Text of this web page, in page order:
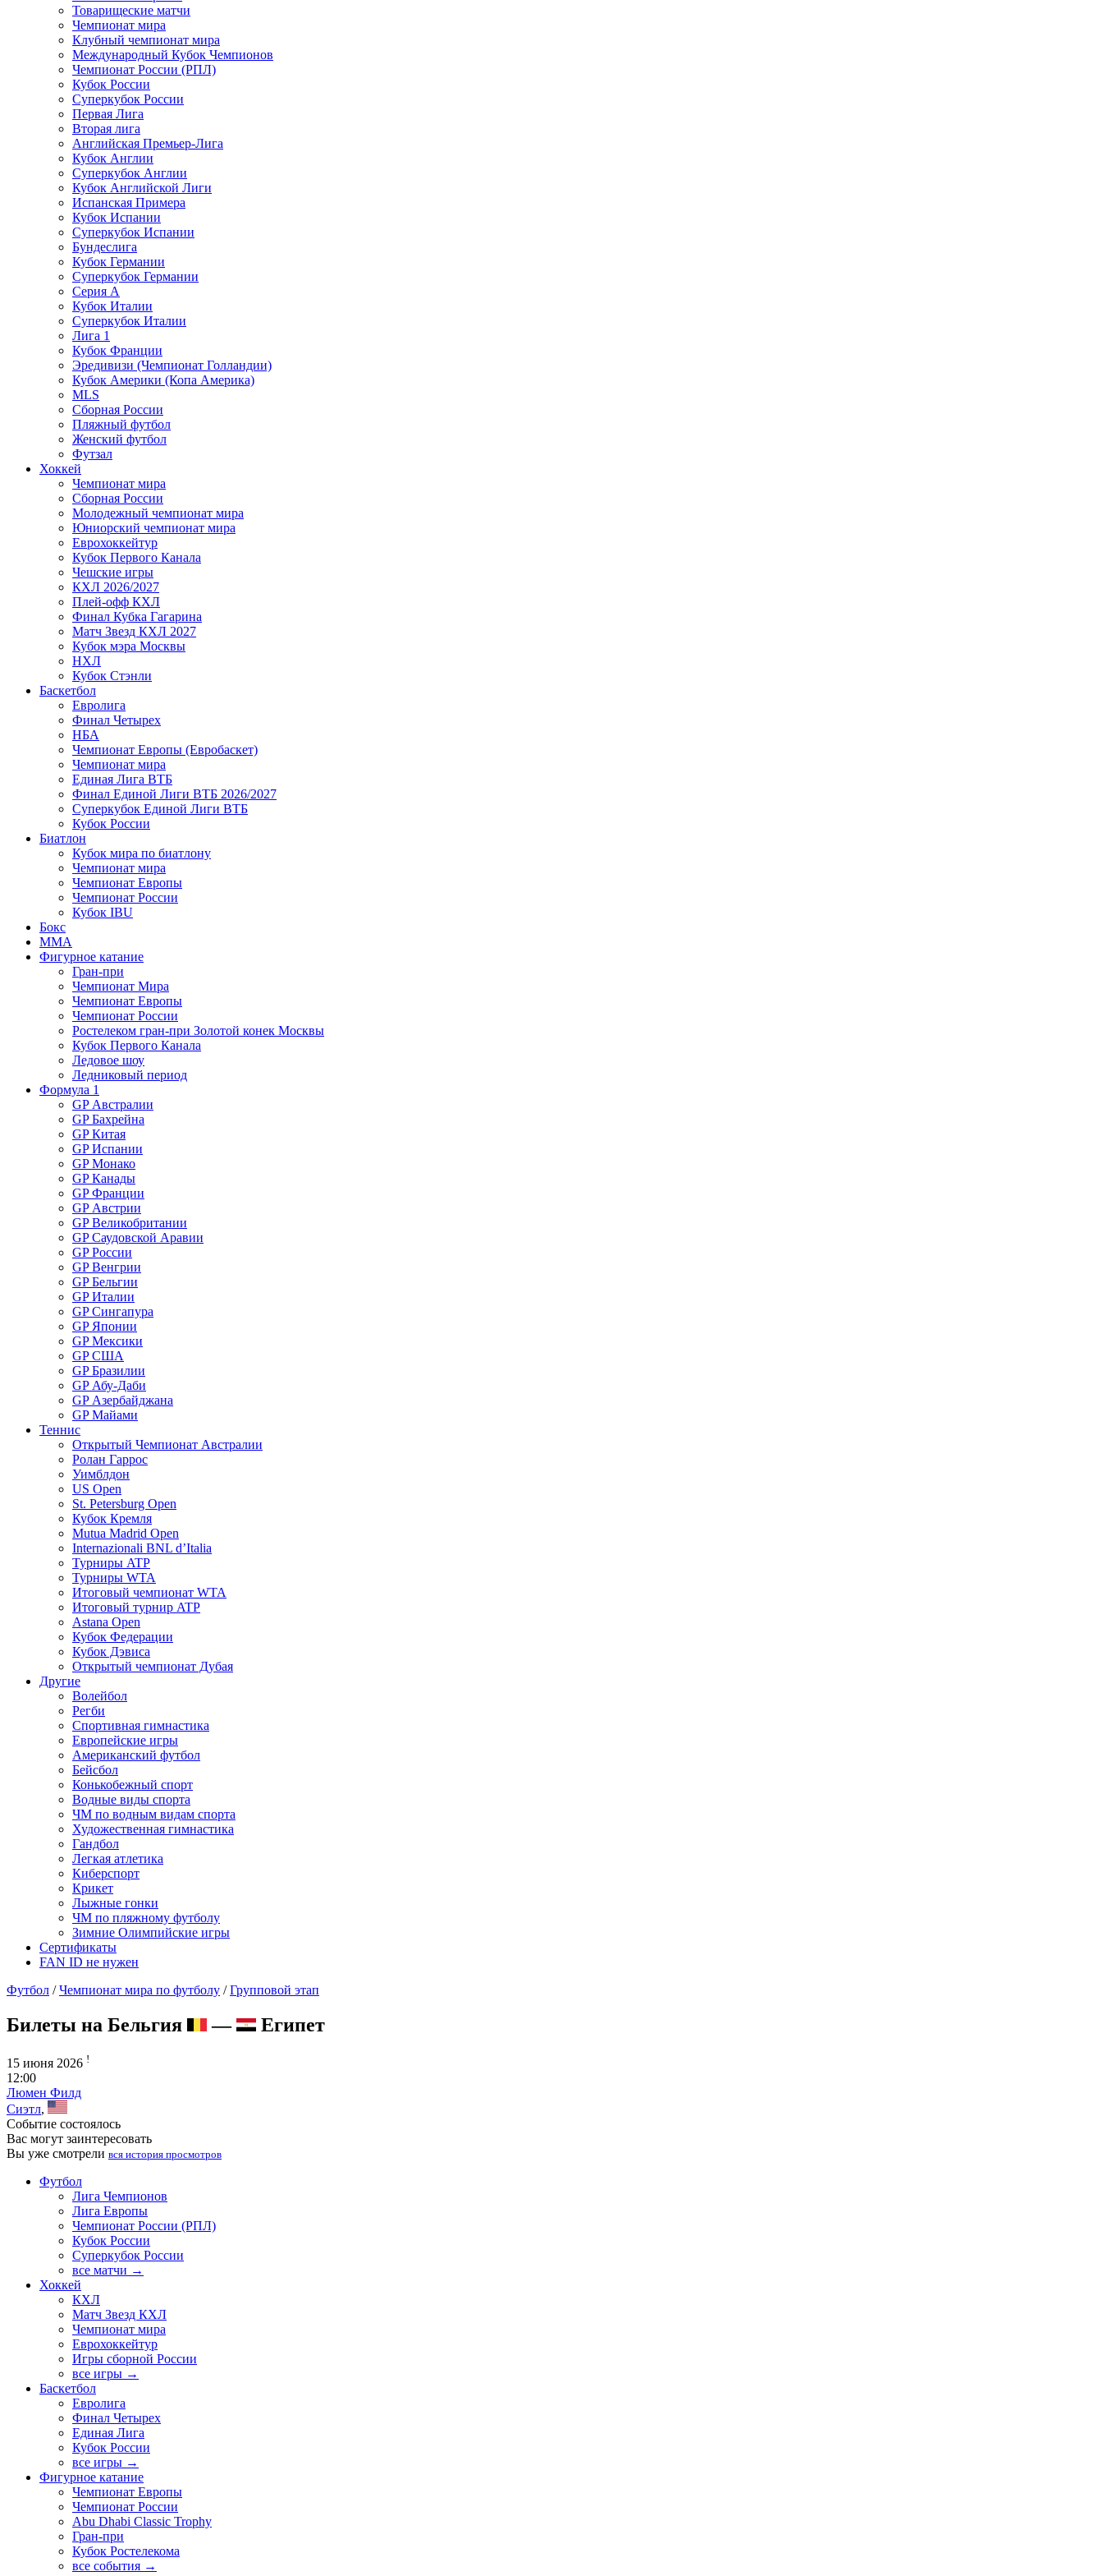
Товарищеские матчи
Чемпионат мира
Клубный чемпионат мира
Международный Кубок Чемпионов
Чемпионат России (РПЛ)
Кубок России
Суперкубок России
Первая Лига
Вторая лига
Английская Премьер-Лига
Кубок Англии
Суперкубок Англии
Кубок Английской Лиги
Испанская Примера
Кубок Испании
Суперкубок Испании
Бундеслига
Кубок Германии
Суперкубок Германии
Серия А
Кубок Италии
Суперкубок Италии
Лига 1
Кубок Франции
Эредивизи (Чемпионат Голландии)
Кубок Америки (Копа Америка)
MLS
Сборная России
Пляжный футбол
Женский футбол
Футзал
Хоккей
Чемпионат мира
Сборная России
Молодежный чемпионат мира
Юниорский чемпионат мира
Еврохоккейтур
Кубок Первого Канала
Чешские игры
КХЛ 2026/2027
Плей-офф КХЛ
Финал Кубка Гагарина
Матч Звезд КХЛ 2027
Кубок мэра Москвы
НХЛ
Кубок Стэнли
Баскетбол
Евролига
Финал Четырех
НБА
Чемпионат Европы (Евробаскет)
Чемпионат мира
Единая Лига ВТБ
Финал Единой Лиги ВТБ 2026/2027
Суперкубок Единой Лиги ВТБ
Кубок России
Биатлон
Кубок мира по биатлону
Чемпионат мира
Чемпионат Европы
Чемпионат России
Кубок IBU
Бокс
MMA
Фигурное катание
Гран-при
Чемпионат Мира
Чемпионат Европы
Чемпионат России
Ростелеком гран-при Золотой конек Москвы
Кубок Первого Канала
Ледовое шоу
Ледниковый период
Формула 1
GP Австралии
GP Бахрейна
GP Китая
GP Испании
GP Монако
GP Канады
GP Франции
GP Австрии
GP Великобритании
GP Саудовской Аравии
GP России
GP Венгрии
GP Бельгии
GP Италии
GP Сингапура
GP Японии
GP Мексики
GP США
GP Бразилии
GP Абу-Даби
GP Азербайджана
GP Майами
Теннис
Открытый Чемпионат Австралии
Ролан Гаррос
Уимблдон
US Open
St. Petersburg Open
Кубок Кремля
Mutua Madrid Open
Internazionali BNL d’Italia
Турниры ATP
Турниры WTA
Итоговый чемпионат WTA
Итоговый турнир ATP
Astana Open
Кубок Федерации
Кубок Дэвиса
Открытый чемпионат Дубая
Другие
Волейбол
Регби
Спортивная гимнастика
Европейские игры
Американский футбол
Бейсбол
Конькобежный спорт
Водные виды спорта
ЧМ по водным видам спорта
Художественная гимнастика
Гандбол
Легкая атлетика
Киберспорт
Крикет
Лыжные гонки
ЧМ по пляжному футболу
Зимние Олимпийские игры
Сертификаты
FAN ID не нужен
Футбол /Чемпионат мира по футболу /Групповой этап
Билеты на Бельгия — Египет
15 июня 2026 !
12:00
Люмен Филд
Сиэтл,
Событие состоялось
Вас могут заинтересовать
Вы уже смотрели вся история просмотров
Футбол
Лига Чемпионов
Лига Европы
Чемпионат России (РПЛ)
Кубок России
Суперкубок России
все матчи →
Хоккей
КХЛ
Матч Звезд КХЛ
Чемпионат мира
Еврохоккейтур
Игры сборной России
все игры →
Баскетбол
Евролига
Финал Четырех
Единая Лига
Кубок России
все игры →
Фигурное катание
Чемпионат Европы
Чемпионат России
Abu Dhabi Classic Trophy
Гран-при
Кубок Ростелекома
все события →